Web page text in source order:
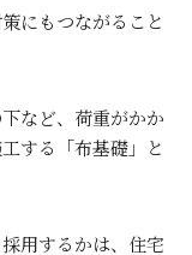
にもつながること
など、荷重がかか
する「布基礎」と
用するかは、住宅